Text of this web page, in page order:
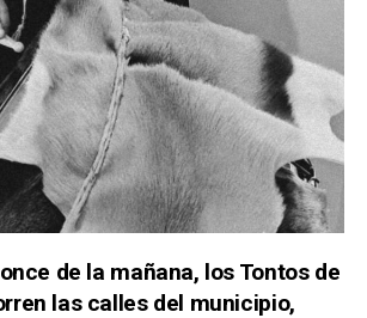
de la mañana, los Tontos de
las calles del municipio,